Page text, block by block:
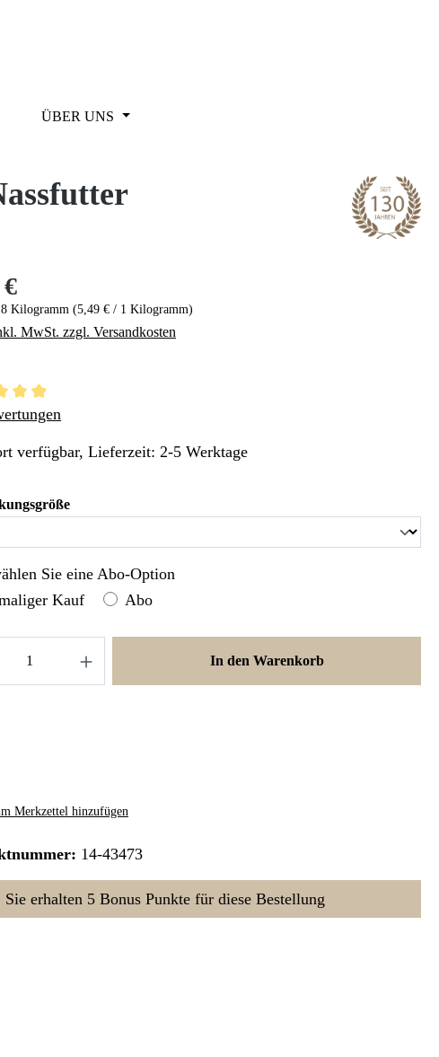
ÜBER UNS
Preis:
Kilogramm (5,49 € / 1 Kilogramm)
MwSt. zzgl. Versandkosten
Bewertung von 4.98 von 5 Sternen
verfügbar, Lieferzeit: 2-5 Werktage
auswählen
Sie eine Abo-Option
Kauf
Abo
In den Warenkorb
Merkzettel hinzufügen
14-43473
Sie erhalten 5 Bonus Punkte für diese Bestellung